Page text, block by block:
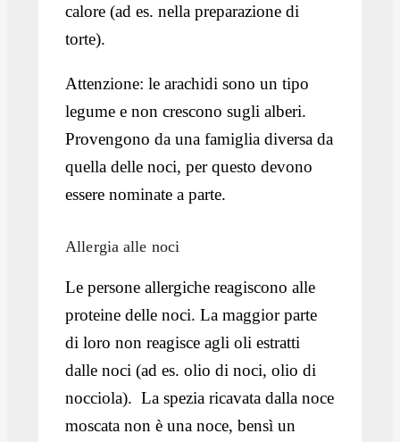
calore (ad es. nella preparazione di
torte).
Attenzione: le arachidi sono un tipo
legume e non crescono sugli alberi.
Provengono da una famiglia diversa da
quella delle noci, per questo devono
essere nominate a parte.
Allergia alle noci
Le persone allergiche reagiscono alle
proteine delle noci. La maggior parte
di loro non reagisce agli oli estratti
dalle noci (ad es. olio di noci, olio di
nocciola). La spezia ricavata dalla noce
moscata non è una noce, bensì un